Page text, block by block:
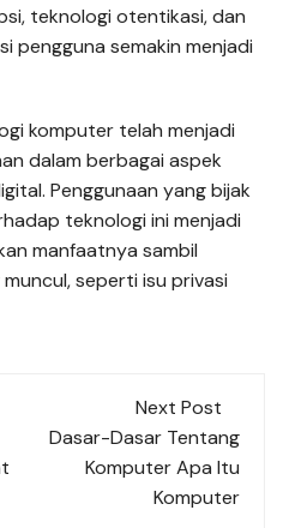
teknologi otentikasi, dan
pengguna semakin menjadi
komputer telah menjadi
dalam berbagai aspek
Penggunaan yang bijak
teknologi ini menjadi
manfaatnya sambil
seperti isu privasi
Next Post
Dasar-Dasar Tentang
Komputer Apa Itu
Komputer